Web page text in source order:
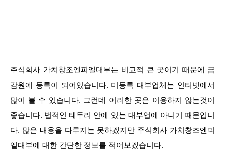
주식회사 가치창조엔피엘대부는 비교적 큰 곳이기 때문에 금
감원에 등록이 되어있습니다. 미등록 대부업체는 인터넷에서
많이 볼 수 있습니다. 그런데 이러한 곳은 이용하지 않는것이
좋습니다. 법적인 테두리 안에 있는 대부업에 아니기 때문입니
다. 많은 내용을 다루지는 못하겠지만 주식회사 가치창조엔피
엘대부에 대한 간단한 정보를 적어보겠습니다.